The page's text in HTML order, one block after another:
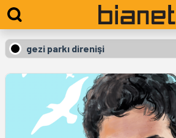
gezi parkı direnişi